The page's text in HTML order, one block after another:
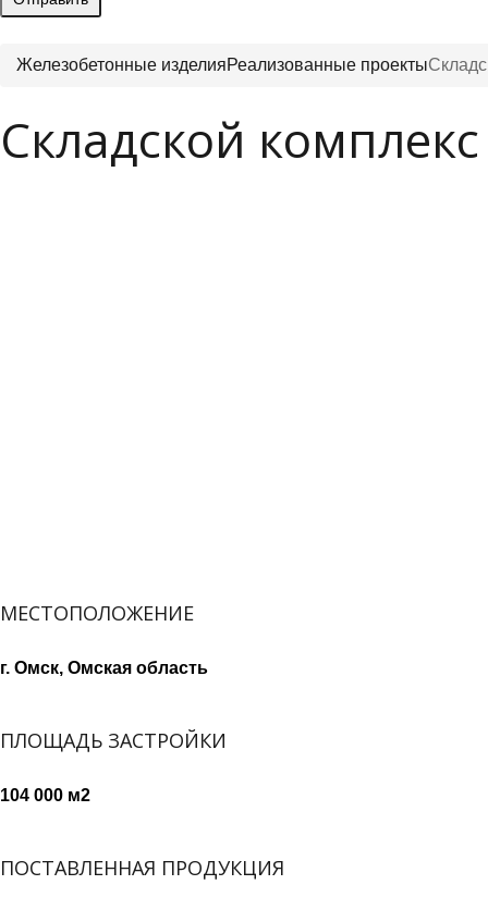
Железобетонные изделияРеализованные проекты
Складской
МЕСТОПОЛОЖЕНИЕ
г. Омск, Омская область
ПЛОЩАДЬ ЗАСТРОЙКИ
104 000 м2
ПОСТАВЛЕННАЯ ПРОДУКЦИЯ